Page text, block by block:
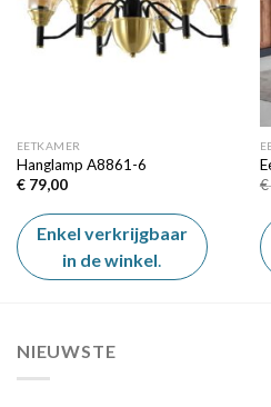
EETKAMER
Hanglamp A8861-6
€79,00
Enkel verkrijgbaar
in de winkel.
€
NIEUWSTE